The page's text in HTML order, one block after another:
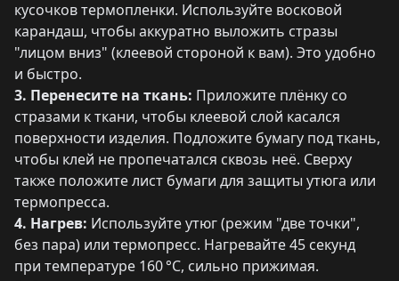
кусочков термопленки. Используйте восковой
карандаш, чтобы аккуратно выложить стразы
"лицом вниз" (клеевой стороной к вам). Это удобно
и быстро.
3. Перенесите на ткань: Приложите плёнку со
стразами к ткани, чтобы клеевой слой касался
поверхности изделия. Подложите бумагу под ткань,
чтобы клей не пропечатался сквозь неё. Сверху
также положите лист бумаги для защиты утюга или
термопресса.
4. Нагрев: Используйте утюг (режим "две точки",
без пара) или термопресс. Нагревайте 45 секунд
при температуре 160 °C, сильно прижимая.